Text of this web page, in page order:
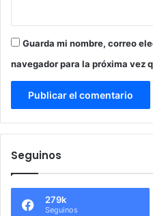
Guarda mi nombre, correo
navegador para la próxima vez
Seguinos
279k
Seguinos